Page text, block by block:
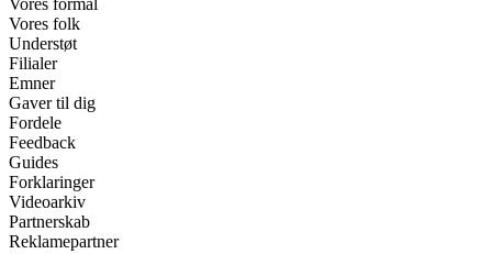
Vores formål
Vores folk
Understøt
Filialer
Emner
Gaver til dig
Fordele
Feedback
Guides
Forklaringer
Videoarkiv
Partnerskab
Reklamepartner